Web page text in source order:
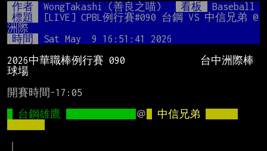
Mute
作者 WongTakashi (善良之喵) 看板
Baseball
標題
[LIVE] CPBL例行賽#090 台鋼 VS 中信兄弟 @
洲際
時間
Sat May  9 16:51:41 2026
2026中華職棒例行賽 090　   　    　 台中洲際棒
球場
開賽時間-17:05
台鋼雄鷹
＠ 中信兄弟